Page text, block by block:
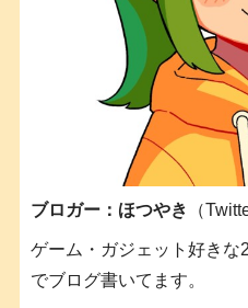
ブロガー：ほつやき （
ゲーム・ガジェット好きな
でブログ書いてます。